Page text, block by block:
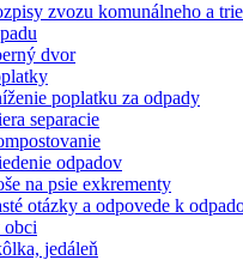
zvozu komunálneho a
dvor
poplatku za odpady
separacie
odpadov
na psie exkrementy
otázky a odpovede k
obci
jedáleň